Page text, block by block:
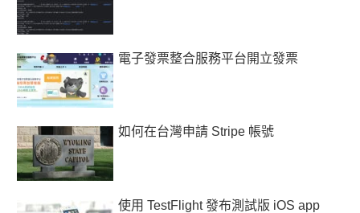
電子發票整合服務平台開立發票
如何在台灣申請 Stripe 帳號
使用 TestFlight 發布測試版 iOS app